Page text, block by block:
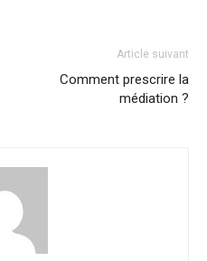
Article suivant
Comment prescrire la
médiation ?